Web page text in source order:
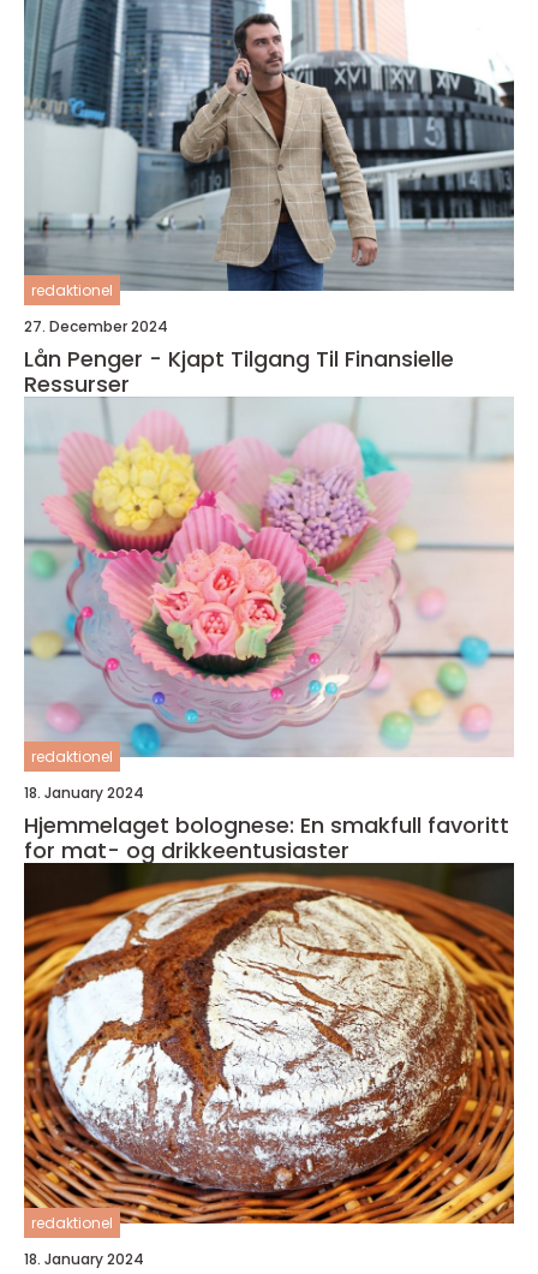
redaktionel
27. December 2024
Lån Penger - Kjapt Tilgang Til Finansielle
Ressurser
redaktionel
18. January 2024
Hjemmelaget bolognese: En smakfull favoritt
for mat- og drikkeentusiaster
redaktionel
18. January 2024